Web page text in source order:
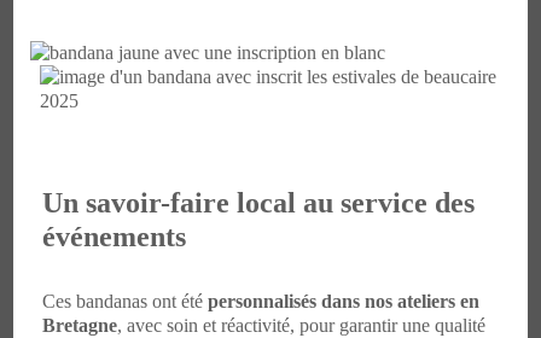
Un savoir-faire local au service des
événements
Ces bandanas ont été personnalisés dans nos ateliers en
Bretagne, avec soin et réactivité, pour garantir une qualité